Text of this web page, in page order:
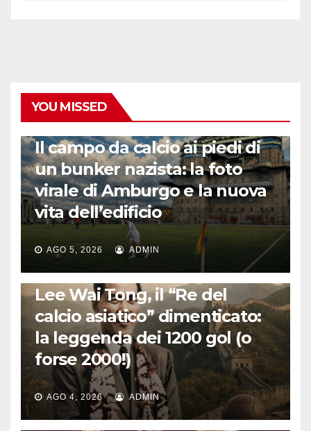
YOU MISSED
Il campo da calcio ai piedi di
un bunker nazista: la foto
virale di Amburgo e la nuova
vita dell’edificio
AGO 5, 2026 ADMIN
LA STORIA DEL CALCIO
Lee Wai Tong, il “Re del
calcio asiatico” dimenticato:
la leggenda dei 1200 gol (o
forse 2000!)
AGO 4, 2026 ADMIN
CALCIO INTERNAZIONALE